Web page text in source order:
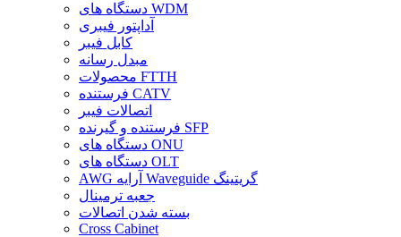
دستگاه های WDM
آداپتور فیبری
کابل فیبر
مبدل رسانه
محصولات FTTH
فرستنده CATV
اتصالات فیبر
فرستنده و گیرنده SFP
دستگاه های ONU
دستگاه های OLT
AWG آرایه Waveguide گریتینگ
جعبه ترمینال
بسته شدن اتصالات
Cross Cabinet